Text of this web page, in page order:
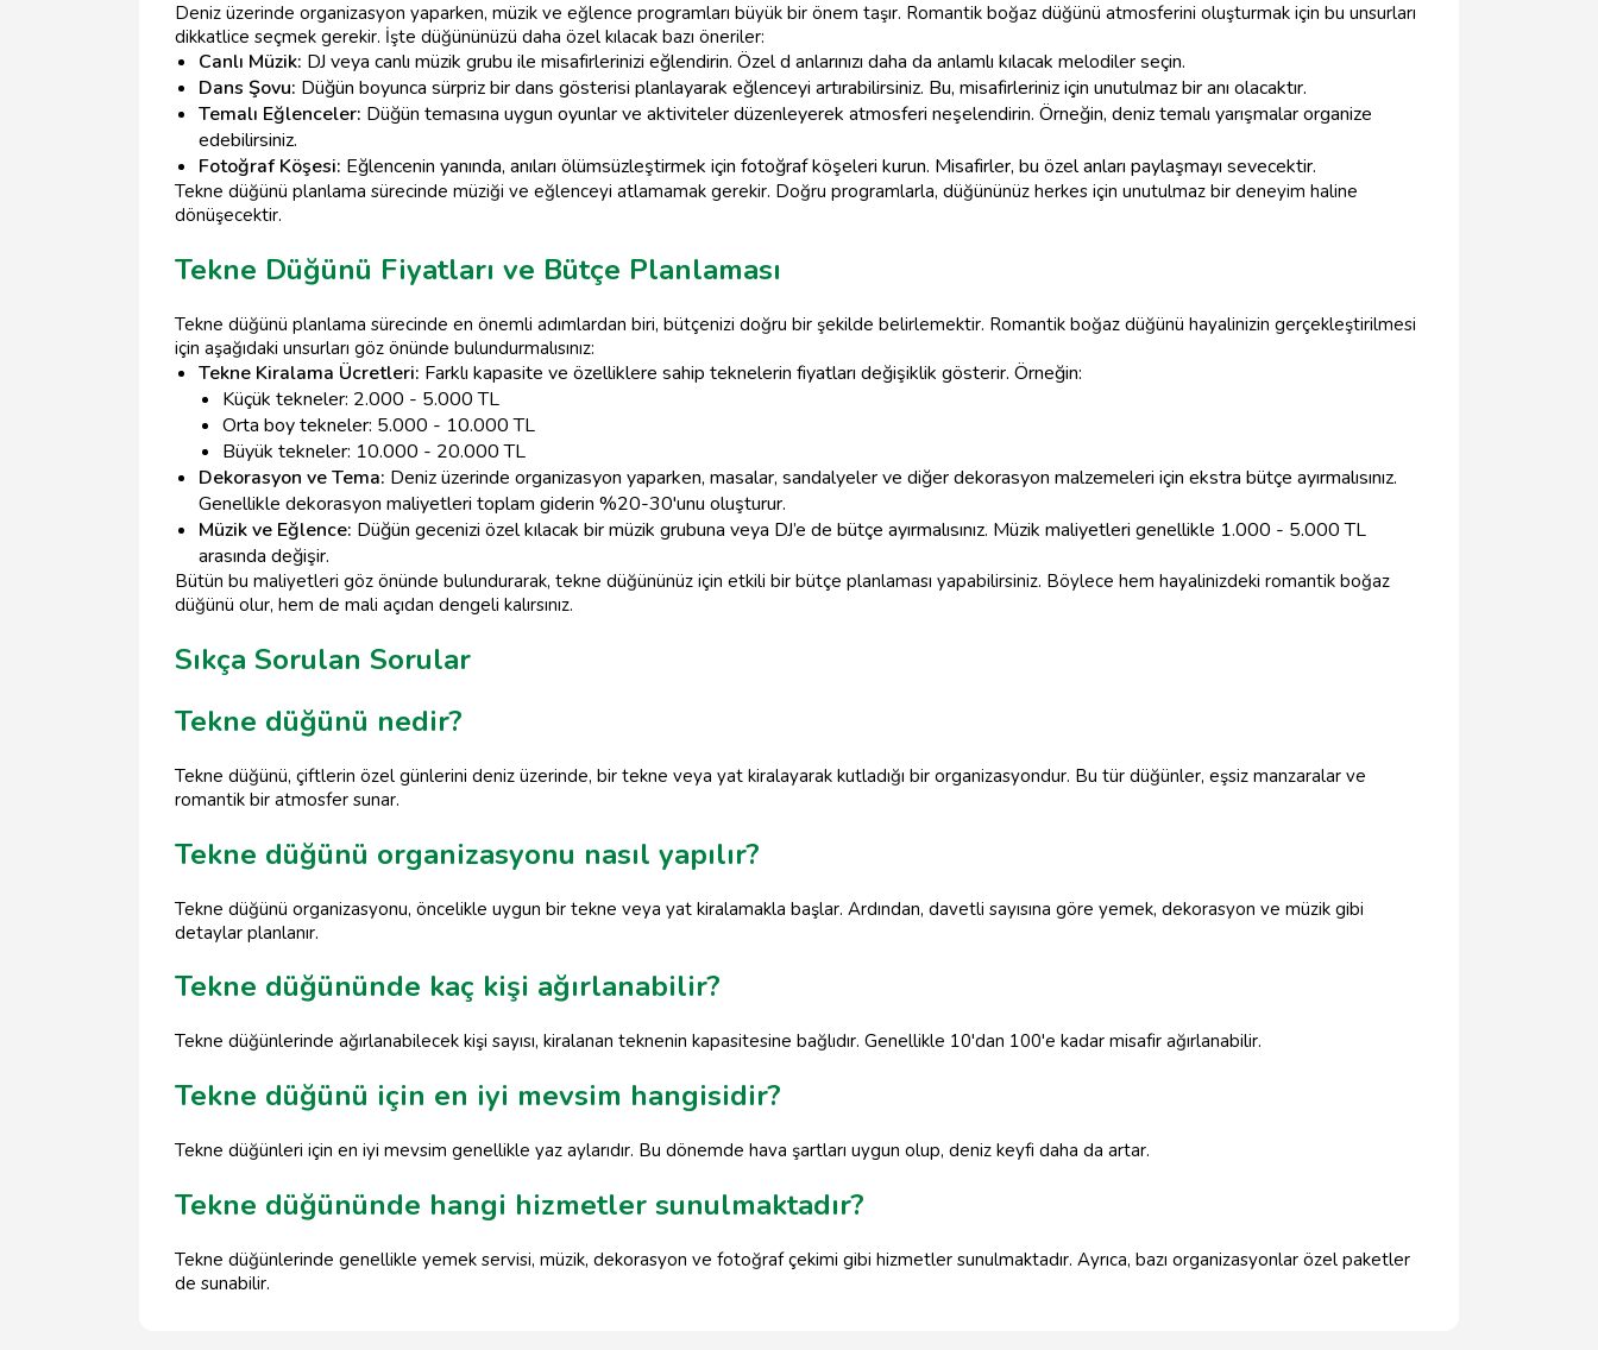
Deniz üzerinde organizasyon yaparken, müzik ve eğlence programları büyük bir önem taşır. Romantik boğaz düğünü atmosferini oluşturmak için bu unsurları
dikkatlice seçmek gerekir. İşte düğününüzü daha özel kılacak bazı öneriler:
Canlı Müzik: DJ veya canlı müzik grubu ile misafirlerinizi eğlendirin. Özel d anlarınızı daha da anlamlı kılacak melodiler seçin.
Dans Şovu: Düğün boyunca sürpriz bir dans gösterisi planlayarak eğlenceyi artırabilirsiniz. Bu, misafirleriniz için unutulmaz bir anı olacaktır.
Temalı Eğlenceler: Düğün temasına uygun oyunlar ve aktiviteler düzenleyerek atmosferi neşelendirin. Örneğin, deniz temalı yarışmalar organize
edebilirsiniz.
Fotoğraf Köşesi: Eğlencenin yanında, anıları ölümsüzleştirmek için fotoğraf köşeleri kurun. Misafirler, bu özel anları paylaşmayı sevecektir.
Tekne düğünü planlama sürecinde müziği ve eğlenceyi atlamamak gerekir. Doğru programlarla, düğününüz herkes için unutulmaz bir deneyim haline
dönüşecektir.
Tekne Düğünü Fiyatları ve Bütçe Planlaması
Tekne düğünü planlama sürecinde en önemli adımlardan biri, bütçenizi doğru bir şekilde belirlemektir. Romantik boğaz düğünü hayalinizin gerçekleştirilmesi
için aşağıdaki unsurları göz önünde bulundurmalısınız:
Tekne Kiralama Ücretleri: Farklı kapasite ve özelliklere sahip teknelerin fiyatları değişiklik gösterir. Örneğin:
Küçük tekneler: 2.000 - 5.000 TL
Orta boy tekneler: 5.000 - 10.000 TL
Büyük tekneler: 10.000 - 20.000 TL
Dekorasyon ve Tema: Deniz üzerinde organizasyon yaparken, masalar, sandalyeler ve diğer dekorasyon malzemeleri için ekstra bütçe ayırmalısınız.
Genellikle dekorasyon maliyetleri toplam giderin %20-30'unu oluşturur.
Müzik ve Eğlence: Düğün gecenizi özel kılacak bir müzik grubuna veya DJ’e de bütçe ayırmalısınız. Müzik maliyetleri genellikle 1.000 - 5.000 TL
arasında değişir.
Bütün bu maliyetleri göz önünde bulundurarak, tekne düğününüz için etkili bir bütçe planlaması yapabilirsiniz. Böylece hem hayalinizdeki romantik boğaz
düğünü olur, hem de mali açıdan dengeli kalırsınız.
Sıkça Sorulan Sorular
Tekne düğünü nedir?
Tekne düğünü, çiftlerin özel günlerini deniz üzerinde, bir tekne veya yat kiralayarak kutladığı bir organizasyondur. Bu tür düğünler, eşsiz manzaralar ve
romantik bir atmosfer sunar.
Tekne düğünü organizasyonu nasıl yapılır?
Tekne düğünü organizasyonu, öncelikle uygun bir tekne veya yat kiralamakla başlar. Ardından, davetli sayısına göre yemek, dekorasyon ve müzik gibi
detaylar planlanır.
Tekne düğününde kaç kişi ağırlanabilir?
Tekne düğünlerinde ağırlanabilecek kişi sayısı, kiralanan teknenin kapasitesine bağlıdır. Genellikle 10'dan 100'e kadar misafir ağırlanabilir.
Tekne düğünü için en iyi mevsim hangisidir?
Tekne düğünleri için en iyi mevsim genellikle yaz aylarıdır. Bu dönemde hava şartları uygun olup, deniz keyfi daha da artar.
Tekne düğününde hangi hizmetler sunulmaktadır?
Tekne düğünlerinde genellikle yemek servisi, müzik, dekorasyon ve fotoğraf çekimi gibi hizmetler sunulmaktadır. Ayrıca, bazı organizasyonlar özel paketler
de sunabilir.